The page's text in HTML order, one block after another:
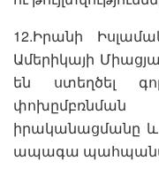
12.Իրանի
Ամերիկայի
են ստեղծել
իրականացմանը
ապագա